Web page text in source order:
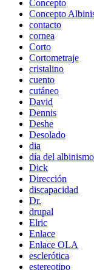
Concepto
Concepto
contacto
cornea
Corto
Cortometraje
cristalino
cuento
cutáneo
David
Dennis
Deshe
Desolado
dia
día del albinismo
Dick
Dirección
discapacidad
Dr.
drupal
Elric
Enlace
Enlace OLA
esclerótica
estereotipo